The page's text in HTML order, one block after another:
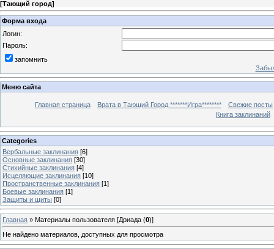
[Тающий город]
Форма входа
Логин:
Пароль:
запомнить
Меню сайта
Главная страница Врата в Тающий Город *******Игра********
Свежие посты
Книга заклинаний
Categories
Вербальные заклинания [6]
Основные заклинания [30]
Стихийные заклинания [4]
Исцеляющие заклинания [10]
Пространственные заклинания [1]
Боевые заклинания [1]
Защиты и щиты [0]
Главная » Материалы пользователя [Дриада (0)]
Не найдено материалов, доступных для просмотра